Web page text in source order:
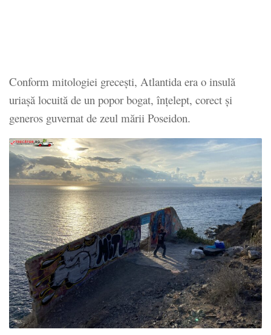
Conform mitologiei grecești, Atlantida era o insulă
uriașă locuită de un popor bogat, înțelept, corect și
generos guvernat de zeul mării Poseidon.